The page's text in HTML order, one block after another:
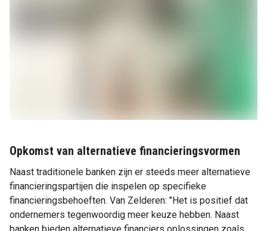
Opkomst van alternatieve financieringsvormen
Naast traditionele banken zijn er steeds meer alternatieve
financieringspartijen die inspelen op specifieke
financieringsbehoeften. Van Zelderen: "Het is positief dat
ondernemers tegenwoordig meer keuze hebben. Naast